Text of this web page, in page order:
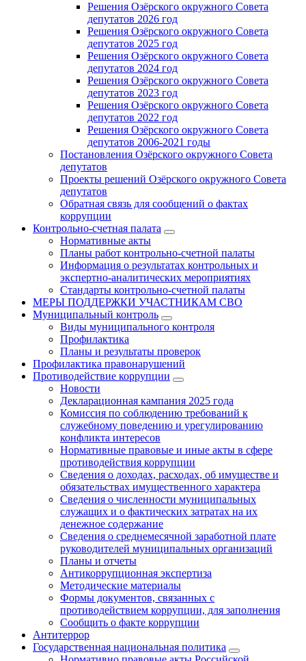
Решения Озёрского окружного Совета
депутатов 2026 год
Решения Озёрского окружного Совета
депутатов 2025 год
Решения Озёрского окружного Совета
депутатов 2024 год
Решения Озёрского окружного Совета
депутатов 2023 год
Решения Озёрского окружного Совета
депутатов 2022 год
Решения Озёрского окружного Совета
депутатов 2006-2021 годы
Постановления Озёрского окружного Совета
депутатов
Проекты решений Озёрского окружного Совета
депутатов
Обратная связь для сообщений о фактах
коррупции
Контрольно-счетная палата
Нормативные акты
Планы работ контрольно-счетной палаты
Информация о результатах контрольных и
экспертно-аналитических мероприятиях
Стандарты контрольно-счетной палаты
МЕРЫ ПОДДЕРЖКИ УЧАСТНИКАМ СВО
Муниципальный контроль
Виды муниципального контроля
Профилактика
Планы и результаты проверок
Профилактика правонарушений
Противодействие коррупции
Новости
Декларационная кампания 2025 года
Комиссия по соблюдению требований к
служебному поведению и урегулированию
конфликта интересов
Нормативные правовые и иные акты в сфере
противодействия коррупции
Сведения о доходах, расходах, об имуществе и
обязательствах имущественного характера
Сведения о численности муниципальных
служащих и о фактических затратах на их
денежное содержание
Сведения о среднемесячной заработной плате
руководителей муниципальных организаций
Планы и отчеты
Антикоррупционная экспертиза
Методические материалы
Формы документов, связанных с
противодействием коррупции, для заполнения
Сообщить о факте коррупции
Антитеррор
Государственная национальная политика